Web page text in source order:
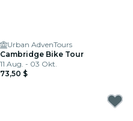
Urban AdvenTours
Cambridge Bike Tour
11 Aug. - 03 Okt.
73,50 $